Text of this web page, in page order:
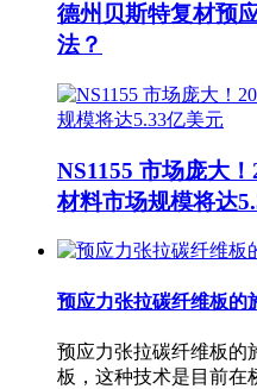
德州贝斯特复材预
法？
NS1155 市场庞大
材料市场规模将达
预应力张拉碳纤维板的
预应力张拉碳纤维板的
板，这种技术是目前在